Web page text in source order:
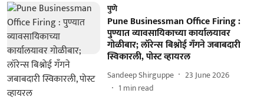
पुणे
Pune Businessman Office Firing :
पुण्यात व्यावसायिकाच्या कार्यालयावर
गोळीबार; लॉरेन्स बिश्नोई गँगने जबाबदारी
स्विकारली, पोस्ट व्हायरल
Sandeep Shirguppe
23 June 2026
1 min read